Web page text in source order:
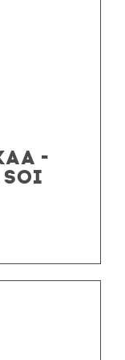
-
SOI